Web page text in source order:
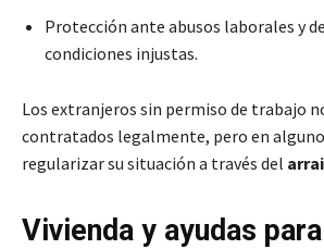
Protección ante abusos laborales y
condiciones injustas.
Los extranjeros sin permiso de trabajo
contratados legalmente, pero en
regularizar su situación a través del
Vivienda y ayudas para